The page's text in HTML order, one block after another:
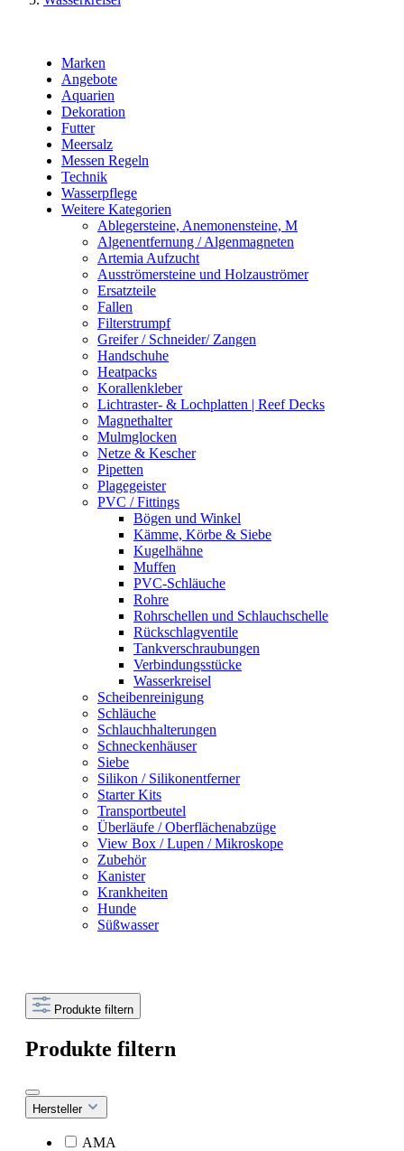
Marken
Angebote
Aquarien
Dekoration
Futter
Meersalz
Messen Regeln
Technik
Wasserpflege
Weitere Kategorien
Ablegersteine, Anemonensteine, M
Algenentfernung / Algenmagneten
Artemia Aufzucht
Ausströmersteine und Holzauströmer
Ersatzteile
Fallen
Filterstrumpf
Greifer / Schneider/ Zangen
Handschuhe
Heatpacks
Korallenkleber
Lichtraster- & Lochplatten | Reef Decks
Magnethalter
Mulmglocken
Netze & Kescher
Pipetten
Plagegeister
PVC / Fittings
Bögen und Winkel
Kämme, Körbe & Siebe
Kugelhähne
Muffen
PVC-Schläuche
Rohre
Rohrschellen und Schlauchschelle
Rückschlagventile
Tankverschraubungen
Verbindungsstücke
Wasserkreisel
Scheibenreinigung
Schläuche
Schlauchhalterungen
Schneckenhäuser
Siebe
Silikon / Silikonentferner
Starter Kits
Transportbeutel
Überläufe / Oberflächenabzüge
View Box / Lupen / Mikroskope
Zubehör
Kanister
Krankheiten
Hunde
Süßwasser
Produkte filtern
Produkte filtern
Hersteller
AMA